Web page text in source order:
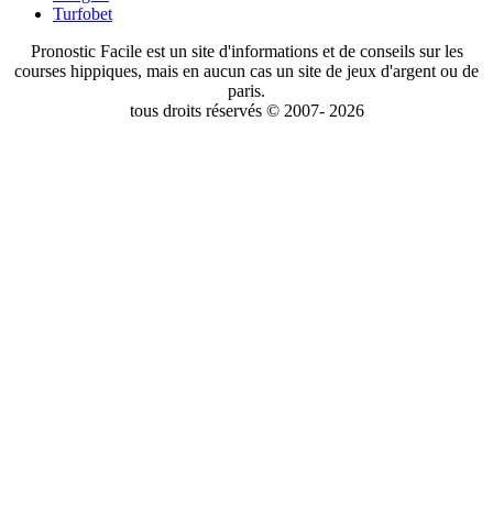
Turfobet
Pronostic Facile est un site d'informations et de conseils sur les
courses hippiques, mais en aucun cas un site de jeux d'argent ou de
paris.
tous droits réservés © 2007- 2026